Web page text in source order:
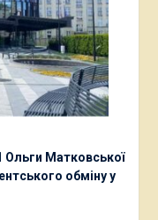
Ольги Матковської
обміну у